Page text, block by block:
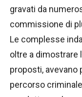
gravati da
commissione di
Le complesse
oltre a dimostrare
proposti, avevano
percorso